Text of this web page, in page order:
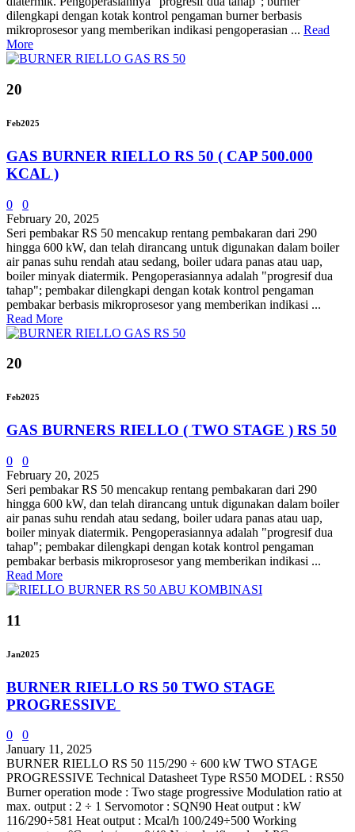
dilengkapi dengan kotak kontrol pengaman burner berbasis
mikroprosesor yang memberikan indikasi pengoperasian ... Read
More
20
Feb2025
GAS BURNER RIELLO RS 50 ( CAP 500.000
KCAL )
0
0
February 20, 2025
Seri pembakar RS 50 mencakup rentang pembakaran dari 290
hingga 600 kW, dan telah dirancang untuk digunakan dalam boiler
air panas suhu rendah atau sedang, boiler udara panas atau uap,
boiler minyak diatermik. Pengoperasiannya adalah "progresif dua
tahap"; pembakar dilengkapi dengan kotak kontrol pengaman
pembakar berbasis mikroprosesor yang memberikan indikasi ...
Read More
20
Feb2025
GAS BURNERS RIELLO ( TWO STAGE ) RS 50
0
0
February 20, 2025
Seri pembakar RS 50 mencakup rentang pembakaran dari 290
hingga 600 kW, dan telah dirancang untuk digunakan dalam boiler
air panas suhu rendah atau sedang, boiler udara panas atau uap,
boiler minyak diatermik. Pengoperasiannya adalah "progresif dua
tahap"; pembakar dilengkapi dengan kotak kontrol pengaman
pembakar berbasis mikroprosesor yang memberikan indikasi ...
Read More
11
Jan2025
BURNER RIELLO RS 50 TWO STAGE
PROGRESSIVE
0
0
January 11, 2025
BURNER RIELLO RS 50 115/290 ÷ 600 kW TWO STAGE
PROGRESSIVE Technical Datasheet Type RS50 MODEL : RS50
Burner operation mode : Two stage progressive Modulation ratio at
max. output : 2 ÷ 1 Servomotor : SQN90 Heat output : kW
116/290÷581 Heat output : Mcal/h 100/249÷500 Working